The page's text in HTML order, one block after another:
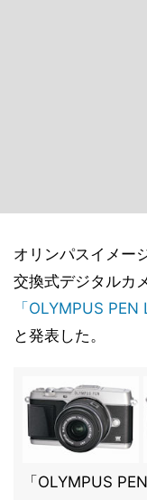
オリンパスイメー
交換式デジタルカ
「OLYMPUS PEN
と発表した。
「OLYMPUS